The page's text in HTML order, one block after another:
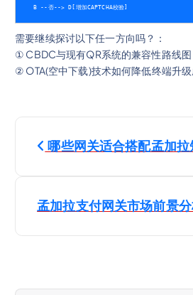
    B --否--> D[增加CAPTCHA校验]
需要继续探讨以下任一方向吗？：
① CBDC与现有QR系统的兼容性路线图
② OTA(空中下载)技术如何降低终端升
哪些网关适合搭配孟加拉
孟加拉支付网关市场前景分